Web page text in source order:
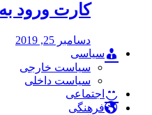
کارت ورود
دسامبر 25, 2019
سیاسی
سیاست خارجی
سیاست داخلی
اجتماعی
فرهنگی